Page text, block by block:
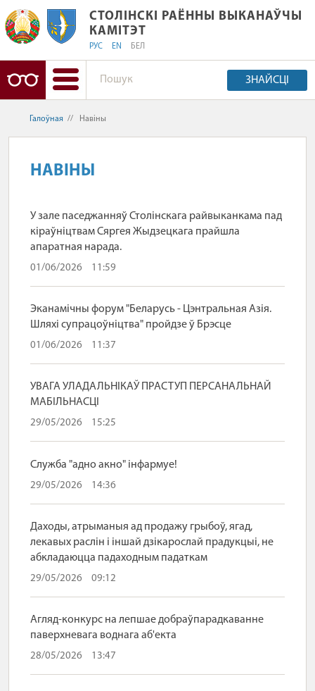
СТОЛІНСКІ РАЁННЫ ВЫКАНАЎЧЫ
СТОЛІНСКІ РАЁННЫ ВЫКАНАЎЧЫ
КАМІТЭТ
РУС EN БЕЛ
ЗНАЙСЦІ
Галоўная // Навіны
НАВІНЫ
У зале паседжанняў Столінскага райвыканкама пад
кіраўніцтвам Сяргея Жыдзецкага прайшла
апаратная нарада.
01/06/2026 11:59
Эканамічны форум "Беларусь - Цэнтральная Азія.
Шляхі супрацоўніцтва" пройдзе ў Брэсце
01/06/2026 11:37
УВАГА УЛАДАЛЬНІКАЎ ПРАСТУП ПЕРСАНАЛЬНАЙ
МАБІЛЬНАСЦІ
29/05/2026 15:25
Служба "адно акно" інфармуе!
29/05/2026 14:36
Даходы, атрыманыя ад продажу грыбоў, ягад,
лекавых раслін і іншай дзікарослай прадукцыі, не
абкладаюцца падаходным падаткам
29/05/2026 09:12
Агляд-конкурс на лепшае добраўпарадкаванне
паверхневага воднага аб'екта
28/05/2026 13:47